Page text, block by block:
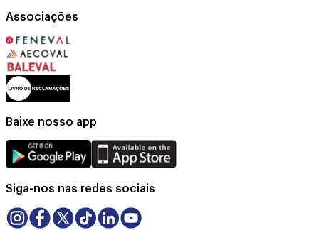
Associações
Baixe nosso app
Siga-nos nas redes sociais